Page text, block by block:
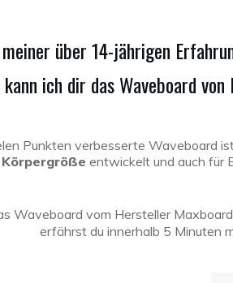
über 14-jährigen
ich dir das Waveboard von
Punkten verbesserte Waveboard
Körpergröße entwickelt und auch für
Waveboard vom Hersteller Maxboard
erfährst du innerhalb 5 Minuten